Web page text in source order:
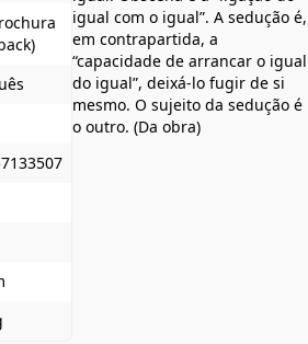
igual com o igual”. A sedução é,
em contrapartida, a
“capacidade de arrancar o igual
do igual”, deixá-lo fugir de si
mesmo. O sujeito da sedução é
o outro. (Da obra)